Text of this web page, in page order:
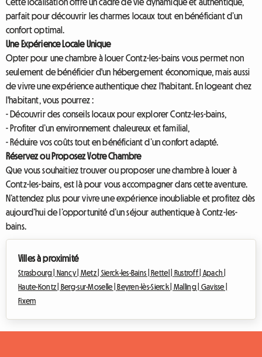
parfait pour découvrir les charmes locaux tout en bénéficiant d’un
confort optimal.
Une Expérience Locale Unique
Opter pour une chambre à louer Contz-les-bains vous permet non
seulement de bénéficier d'un hébergement économique, mais aussi
de vivre une expérience authentique chez l'habitant. En logeant chez
l'habitant, vous pourrez :
- Découvrir des conseils locaux pour explorer Contz-les-bains,
- Profiter d’un environnement chaleureux et familial,
- Réduire vos coûts tout en bénéficiant d’un confort adapté.
Réservez ou Proposez Votre Chambre
Que vous souhaitiez trouver ou proposer une chambre à louer à
Contz-les-bains, est là pour vous accompagner dans cette aventure.
N’attendez plus pour vivre une expérience inoubliable et profitez dès
aujourd’hui de l’opportunité d’un séjour authentique à Contz-les-
bains.
Villes à proximité
Strasbourg | Nancy | Metz | Sierck-les-Bains |Rettel | Rustroff | Apach |
Haute-Kontz | Berg-sur-Moselle |Beyren-lès-Sierck | Malling | Gavisse |
Fixem